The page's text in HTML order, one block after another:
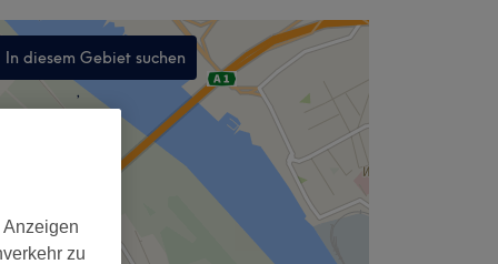
In diesem Gebiet suchen
,
zu